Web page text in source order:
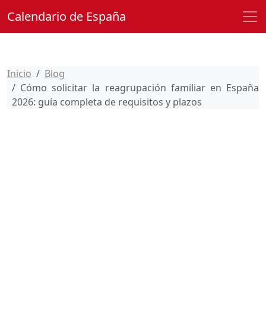
Calendario de España
Inicio
Blog
Cómo solicitar la reagrupación familiar en España
2026: guía completa de requisitos y plazos